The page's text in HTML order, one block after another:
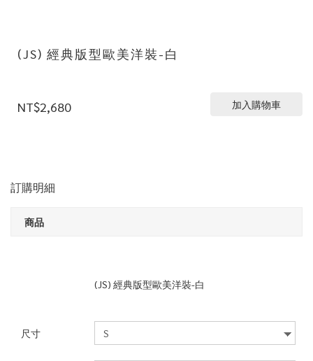
(JS) 經典版型歐美洋裝-白
NT$2,680 加入購物車
訂購明細
商品
(JS) 經典版型歐美洋裝-白
尺寸